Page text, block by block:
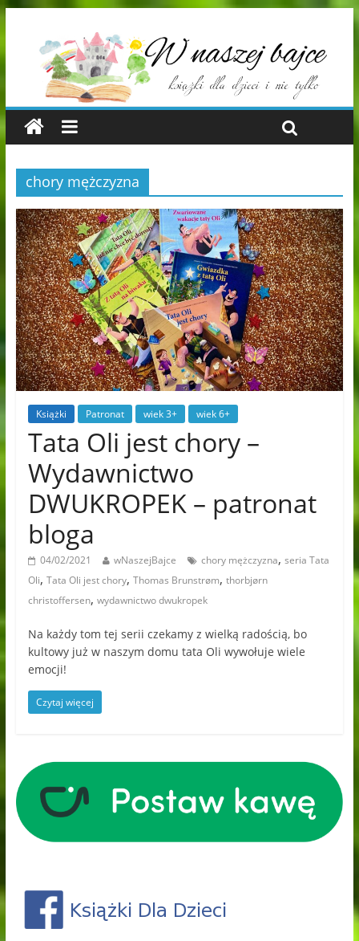
chory mężczyzna
Książki Patronat wiek 3+ wiek 6+
Tata Oli jest chory –
Wydawnictwo
DWUKROPEK – patronat
bloga
04/02/2021 wNaszejBajce chory mężczyzna, seria Tata
Oli, Tata Oli jest chory, Thomas Brunstrøm, thorbjørn
christoffersen, wydawnictwo dwukropek
Na każdy tom tej serii czekamy z wielką radością, bo
kultowy już w naszym domu tata Oli wywołuje wiele
emocji!
Czytaj więcej